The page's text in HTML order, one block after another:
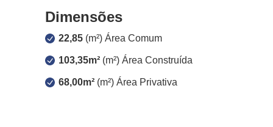
Dimensões
22,85 (m²) Área Comum
103,35m² (m²) Área Construída
68,00m² (m²) Área Privativa